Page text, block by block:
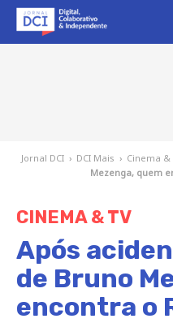
Jornal DCI › DCI Mais › Cinema &
Mezenga, quem
CINEMA & TV
Após
de Bruno
encontra o